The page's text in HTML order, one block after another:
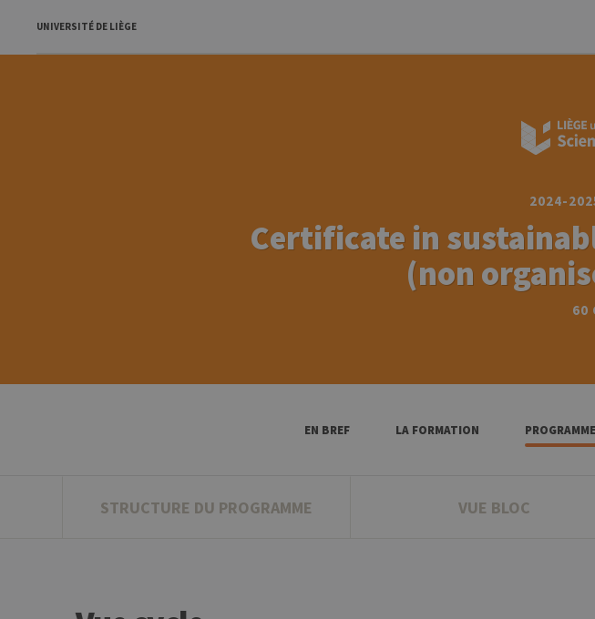
UNIVERSITÉ DE LIÈGE
2024-
Certificate in
(non
60
EN BREF LA FORMATION
STRUCTURE DU PROGRAMME VUE BLOC